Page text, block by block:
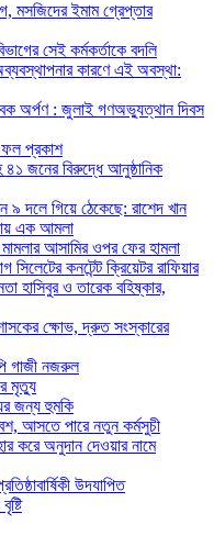
মসজিদের ইমাম গ্রেপ্তার
সেই কর্মকর্তাকে বদলি
কারণে এই অবস্থা:
অর্পণ : জুলাই গণঅভ্যুত্থান দিবস
ফল প্রকাশ
৪১ জনের বিরুদ্ধে আনুষ্ঠানিক
দলে গিয়ে ঠেকেছে: রাশেদ খান
এক আমলা
আসামির ওপর ফের হামলা
কনটেন্ট ক্রিয়েটর রাফিয়ার
হাসিবুর ও তারেক বহিষ্কার,
ক্ষোভ, দ্রুত সংস্কারের
গাজী নজরুল
মৃত্যু
জন্য হুমকি
আসতে পারে নতুন কর্মসুচী
করে অনুদান দেওয়ার নামে
উদযাপিত